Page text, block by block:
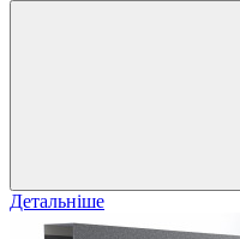
Детальніше